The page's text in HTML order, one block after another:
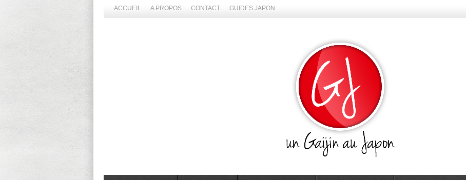
ACCUEIL A PROPOS CONTACT GUIDES JAPON